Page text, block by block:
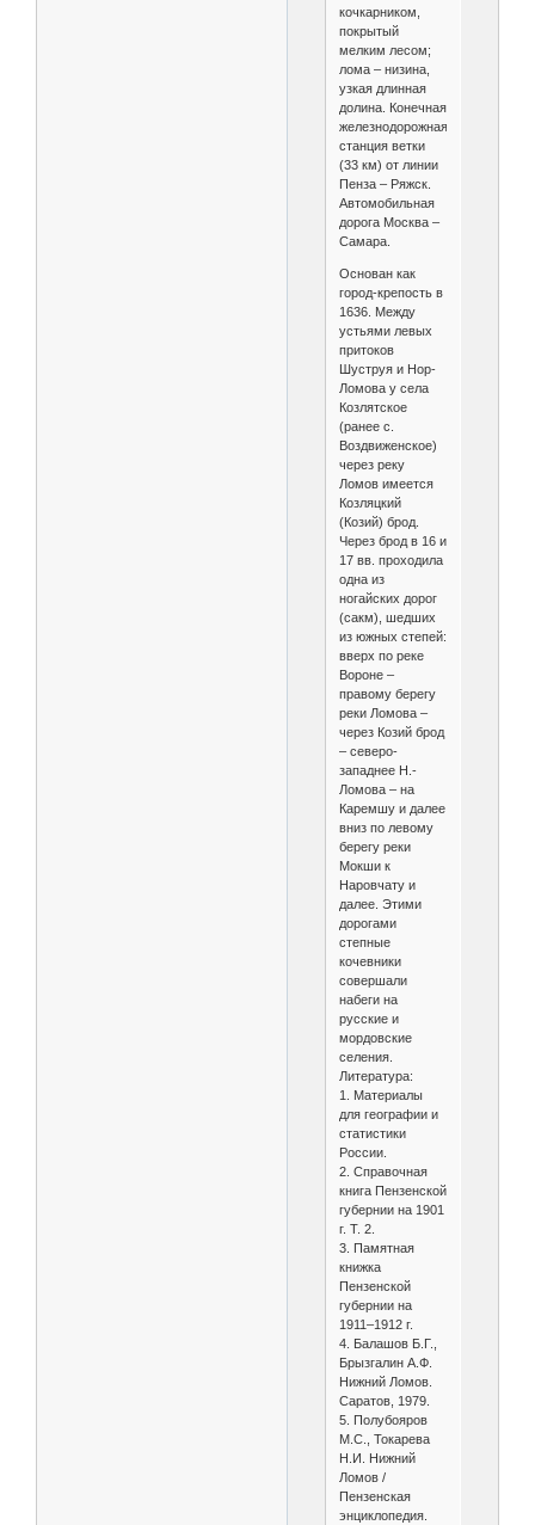
кочкарником,
покрытый
мелким лесом;
лома – низина,
узкая длинная
долина. Конечная
железнодорожная
станция ветки
(33 км) от линии
Пенза – Ряжск.
Автомобильная
дорога Москва –
Самара.
Основан как
город-крепость в
1636. Между
устьями левых
притоков
Шуструя и Нор-
Ломова у села
Козлятское
(ранее с.
Воздвиженское)
через реку
Ломов имеется
Козляцкий
(Козий) брод.
Через брод в 16 и
17 вв. проходила
одна из
ногайских дорог
(сакм), шедших
из южных степей:
вверх по реке
Вороне –
правому берегу
реки Ломова –
через Козий брод
– северо-
западнее Н.-
Ломова – на
Каремшу и далее
вниз по левому
берегу реки
Мокши к
Наровчату и
далее. Этими
дорогами
степные
кочевники
совершали
набеги на
русские и
мордовские
селения.
Литература:
1. Материалы
для географии и
статистики
России.
2. Справочная
книга Пензенской
губернии на 1901
г. Т. 2.
3. Памятная
книжка
Пензенской
губернии на
1911–1912 г.
4. Балашов Б.Г.,
Брызгалин А.Ф.
Нижний Ломов.
Саратов, 1979.
5. Полубояров
М.С., Токарева
Н.И. Нижний
Ломов /
Пензенская
энциклопедия.